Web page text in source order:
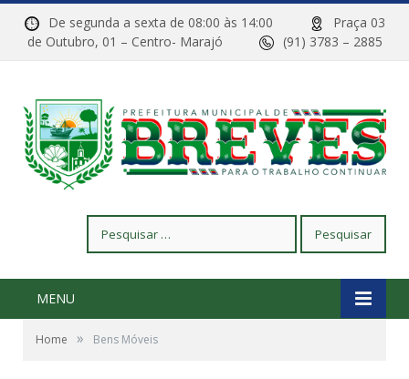
De segunda a sexta de 08:00 às 14:00
Praça 03
de Outubro, 01 – Centro- Marajó
(91) 3783 – 2885
por:
MENU
Home » Bens Móveis